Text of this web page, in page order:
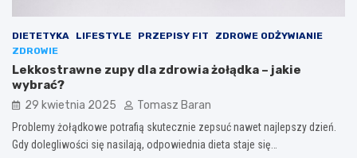
DIETETYKA LIFESTYLE PRZEPISY FIT
ZDROWE ODŻYWIANIE
ZDROWIE
Lekkostrawne zupy dla zdrowia żołądka – jakie
wybrać?
29 kwietnia 2025 Tomasz Baran
Problemy żołądkowe potrafią skutecznie zepsuć nawet najlepszy dzień.
Gdy dolegliwości się nasilają, odpowiednia dieta staje się…